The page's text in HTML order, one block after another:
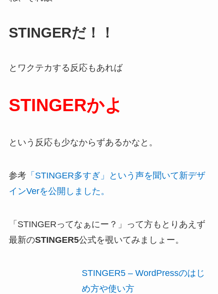
STINGERだ！！
とワクテカする反応もあれば
STINGERかよ
という反応も少なからずあるかなと。
参考「STINGER多すぎ」という声を聞いて新デザ
インVerを公開しました。
「STINGERってなぁにー？」って方もとりあえず
最新のSTINGER5公式を覗いてみましょー。
STINGER5 – WordPressのはじ
め方や使い方